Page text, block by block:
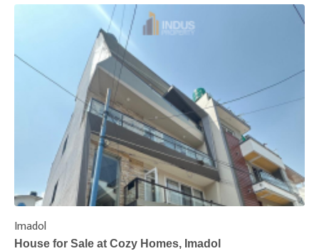
Imadol
House for Sale at Cozy Homes, Imadol